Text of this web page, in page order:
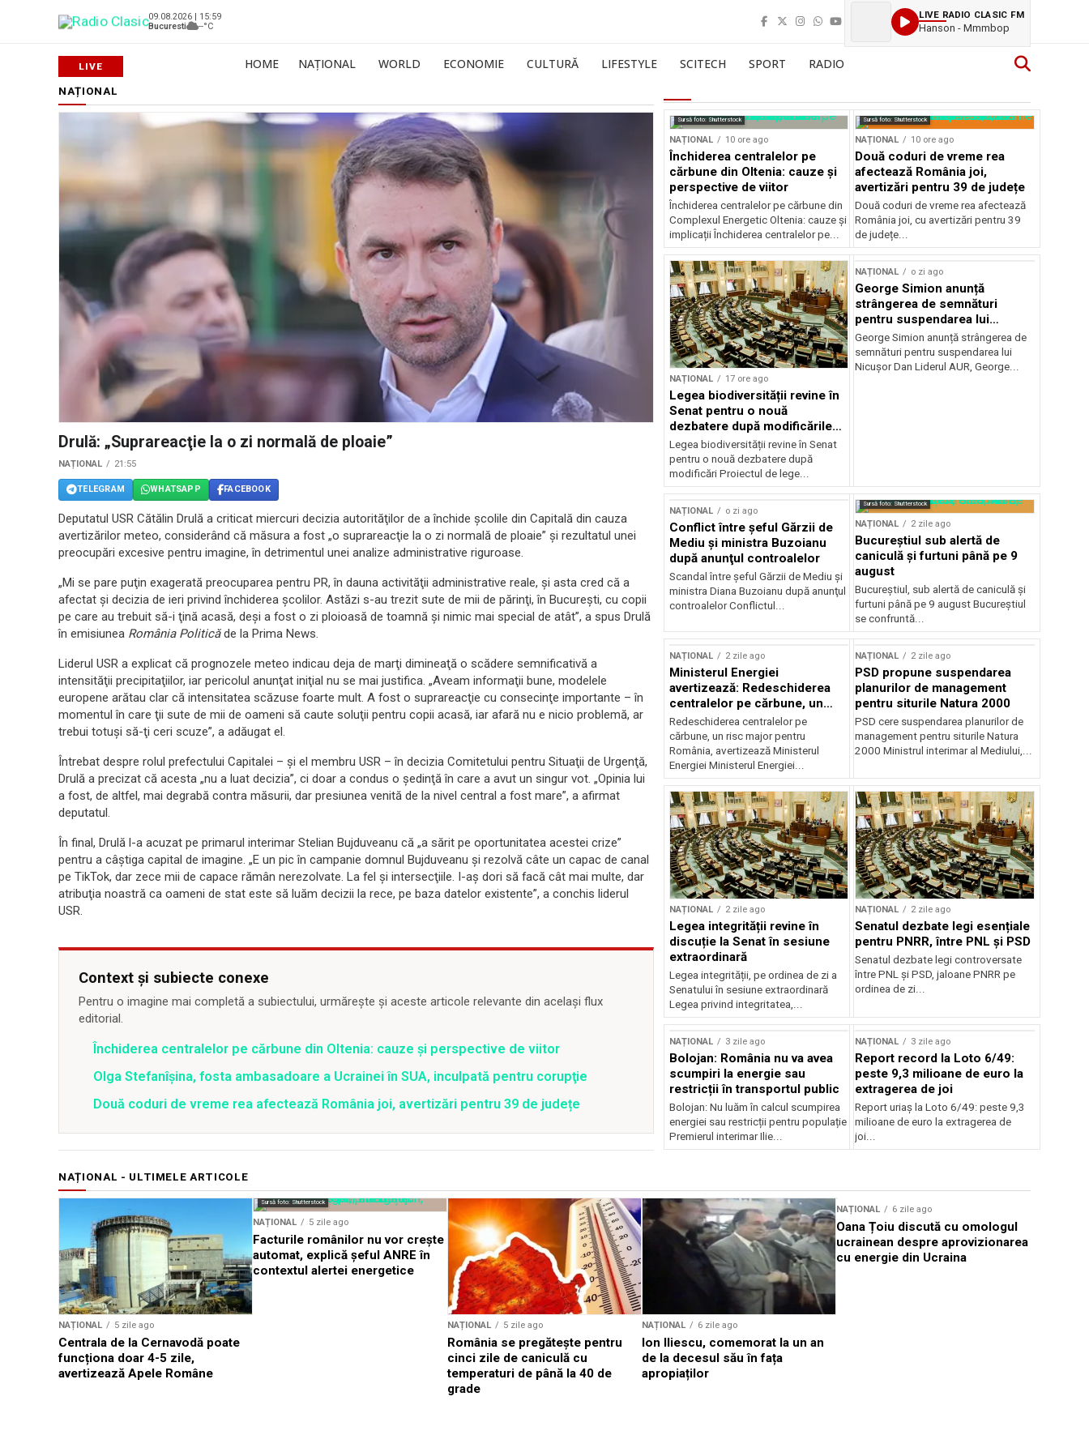
09.08.2026 | 15:59
Bucuresti
--°C
LIVE RADIO CLASIC FM
Hanson - Mmmbop
HOME NAȚIONAL WORLD ECONOMIE CULTURĂ LIFESTYLE SCITECH SPORT RADIO
NAȚIONAL
Drulă: „Suprareacţie la o zi normală de ploaie”
NAȚIONAL 21:55
TELEGRAM WHATSAPP FACEBOOK
Deputatul USR Cătălin Drulă a criticat miercuri decizia autorităţilor de a închide şcolile din Capitală din cauza
avertizărilor meteo, considerând că măsura a fost „o suprareacţie la o zi normală de ploaie” şi rezultatul unei
preocupări excesive pentru imagine, în detrimentul unei analize administrative riguroase.
„Mi se pare puţin exagerată preocuparea pentru PR, în dauna activităţii administrative reale, şi asta cred că a
afectat şi decizia de ieri privind închiderea şcolilor. Astăzi s-au trezit sute de mii de părinţi, în Bucureşti, cu copii
pe care au trebuit să-i ţină acasă, deşi a fost o zi ploioasă de toamnă şi nimic mai special de atât”, a spus Drulă
în emisiunea România Politicăde la Prima News.
Liderul USR a explicat că prognozele meteo indicau deja de marţi dimineaţă o scădere semnificativă a
intensităţii precipitaţiilor, iar pericolul anunţat iniţial nu se mai justifica. „Aveam informaţii bune, modelele
europene arătau clar că intensitatea scăzuse foarte mult. A fost o suprareacţie cu consecinţe importante – în
momentul în care ţii sute de mii de oameni să caute soluţii pentru copii acasă, iar afară nu e nicio problemă, ar
trebui totuşi să-ţi ceri scuze”, a adăugat el.
Întrebat despre rolul prefectului Capitalei – şi el membru USR – în decizia Comitetului pentru Situaţii de Urgenţă,
Drulă a precizat că acesta „nu a luat decizia”, ci doar a condus o şedinţă în care a avut un singur vot. „Opinia lui
a fost, de altfel, mai degrabă contra măsurii, dar presiunea venită de la nivel central a fost mare”, a afirmat
deputatul.
În final, Drulă l-a acuzat pe primarul interimar Stelian Bujduveanu că „a sărit pe oportunitatea acestei crize”
pentru a câştiga capital de imagine. „E un pic în campanie domnul Bujduveanu şi rezolvă câte un capac de canal
pe TikTok, dar zece mii de capace rămân nerezolvate. La fel şi intersecţiile. I-aş dori să facă cât mai multe, dar
atribuţia noastră ca oameni de stat este să luăm decizii la rece, pe baza datelor existente”, a conchis liderul
USR.
Context și subiecte conexe
Pentru o imagine mai completă a subiectului, urmărește și aceste articole relevante din același flux
editorial.
Închiderea centralelor pe cărbune din Oltenia: cauze și perspective de viitor
Olga Stefanîşina, fosta ambasadoare a Ucrainei în SUA, inculpată pentru corupţie
Două coduri de vreme rea afectează România joi, avertizări pentru 39 de județe
Sursă foto: Shutterstock
NAȚIONAL 10 ore ago
Închiderea centralelor pe
cărbune din Oltenia: cauze și
perspective de viitor
Închiderea centralelor pe cărbune din
Complexul Energetic Oltenia: cauze și
implicații Închiderea centralelor pe...
Sursă foto: Shutterstock
NAȚIONAL 10 ore ago
Două coduri de vreme rea
afectează România joi,
avertizări pentru 39 de județe
Două coduri de vreme rea afectează
România joi, cu avertizări pentru 39
de județe...
NAȚIONAL 17 ore ago
Legea biodiversității revine în
Senat pentru o nouă
dezbatere după modificările
deputaților
Legea biodiversității revine în Senat
pentru o nouă dezbatere după
modificări Proiectul de lege...
NAȚIONAL o zi ago
George Simion anunță
strângerea de semnături
pentru suspendarea lui
Nicușor Dan
George Simion anunță strângerea de
semnături pentru suspendarea lui
Nicușor Dan Liderul AUR, George...
NAȚIONAL o zi ago
Conflict între şeful Gărzii de
Mediu şi ministra Buzoianu
după anunţul controalelor
Scandal între şeful Gărzii de Mediu şi
ministra Diana Buzoianu după anunţul
controalelor Conflictul...
Sursă foto: Shutterstock
NAȚIONAL 2 zile ago
Bucureștiul sub alertă de
caniculă și furtuni până pe 9
august
Bucureștiul, sub alertă de caniculă și
furtuni până pe 9 august Bucureștiul
se confruntă...
NAȚIONAL 2 zile ago
Ministerul Energiei
avertizează: Redeschiderea
centralelor pe cărbune, un
risc major pentru România
Redeschiderea centralelor pe
cărbune, un risc major pentru
România, avertizează Ministerul
Energiei Ministerul Energiei...
NAȚIONAL 2 zile ago
PSD propune suspendarea
planurilor de management
pentru siturile Natura 2000
PSD cere suspendarea planurilor de
management pentru siturile Natura
2000 Ministrul interimar al Mediului,...
NAȚIONAL 2 zile ago
Legea integrității revine în
discuție la Senat în sesiune
extraordinară
Legea integrității, pe ordinea de zi a
Senatului în sesiune extraordinară
Legea privind integritatea,...
NAȚIONAL 2 zile ago
Senatul dezbate legi esențiale
pentru PNRR, între PNL și PSD
Senatul dezbate legi controversate
între PNL și PSD, jaloane PNRR pe
ordinea de zi...
NAȚIONAL 3 zile ago
Bolojan: România nu va avea
scumpiri la energie sau
restricții în transportul public
Bolojan: Nu luăm în calcul scumpirea
energiei sau restricții pentru populație
Premierul interimar Ilie...
NAȚIONAL 3 zile ago
Report record la Loto 6/49:
peste 9,3 milioane de euro la
extragerea de joi
Report uriaș la Loto 6/49: peste 9,3
milioane de euro la extragerea de
joi...
NAȚIONAL - ULTIMELE ARTICOLE
NAȚIONAL 5 zile ago
Centrala de la Cernavodă poate
funcționa doar 4-5 zile,
avertizează Apele Române
Sursă foto: Shutterstock
NAȚIONAL 5 zile ago
Facturile românilor nu vor crește
automat, explică șeful ANRE în
contextul alertei energetice
NAȚIONAL 5 zile ago
România se pregătește pentru
cinci zile de caniculă cu
temperaturi de până la 40 de
grade
NAȚIONAL 6 zile ago
Ion Iliescu, comemorat la un an
de la decesul său în fața
apropiaților
NAȚIONAL 6 zile ago
Oana Țoiu discută cu omologul
ucrainean despre aprovizionarea
cu energie din Ucraina